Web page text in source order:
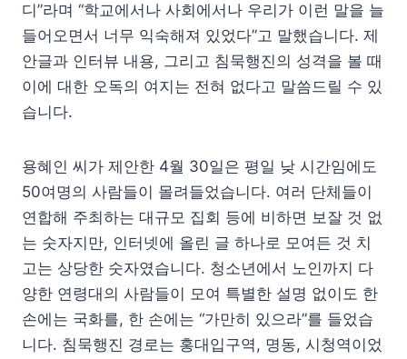
디”라며 “학교에서나 사회에서나 우리가 이런 말을 늘
들어오면서 너무 익숙해져 있었다”고 말했습니다. 제
안글과 인터뷰 내용, 그리고 침묵행진의 성격을 볼 때
이에 대한 오독의 여지는 전혀 없다고 말씀드릴 수 있
습니다.
용혜인 씨가 제안한 4월 30일은 평일 낮 시간임에도
50여명의 사람들이 몰려들었습니다. 여러 단체들이
연합해 주최하는 대규모 집회 등에 비하면 보잘 것 없
는 숫자지만, 인터넷에 올린 글 하나로 모여든 것 치
고는 상당한 숫자였습니다. 청소년에서 노인까지 다
양한 연령대의 사람들이 모여 특별한 설명 없이도 한
손에는 국화를, 한 손에는 “가만히 있으라”를 들었습
니다. 침묵행진 경로는 홍대입구역, 명동, 시청역이었